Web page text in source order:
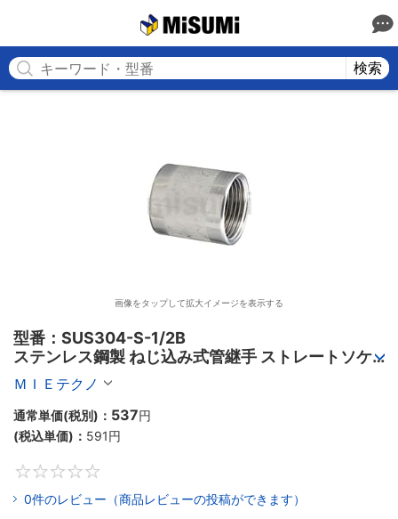
検索
画像をタップして拡大イメージを表示する
型番：SUS304-S-1/2B
ステンレス鋼製 ねじ込み式管継手 ストレートソケ
ット＜S＞
ＭＩＥテクノ
通常単価(税別)： 537円
(税込単価)： 591円
0件のレビュー（商品レビューの投稿ができます）